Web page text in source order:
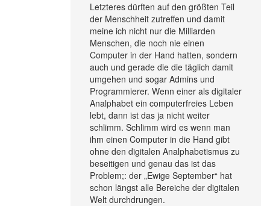
Letzteres dürften auf den größten Teil
der Menschheit zutreffen und damit
meine ich nicht nur die Milliarden
Menschen, die noch nie einen
Computer in der Hand hatten, sondern
auch und gerade die die täglich damit
umgehen und sogar Admins und
Programmierer. Wenn einer als digitaler
Analphabet ein computerfreies Leben
lebt, dann ist das ja nicht weiter
schlimm. Schlimm wird es wenn man
ihm einen Computer in die Hand gibt
ohne den digitalen Analphabetismus zu
beseitigen und genau das ist das
Problem;: der „Ewige September“ hat
schon längst alle Bereiche der digitalen
Welt durchdrungen.